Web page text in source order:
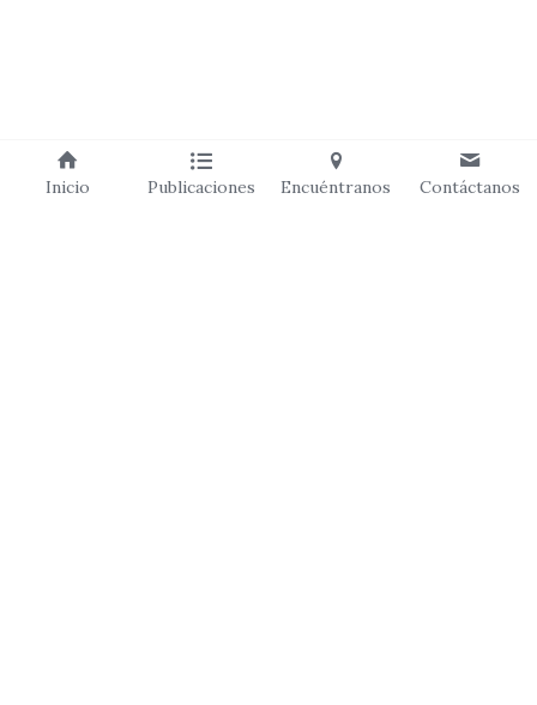
Inicio Publicaciones Encuéntranos Contáctanos